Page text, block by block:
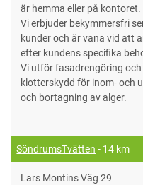
är hemma eller på kontoret.
Vi erbjuder bekymmersfri
kunder och är vana vid att
efter kundens specifika
Vi utför fasadrengöring
klotterskydd för inom- och
och bortagning av alger.
SöndrumsTvätten - 14 km
Lars Montins Väg 29